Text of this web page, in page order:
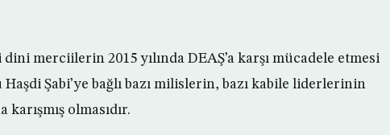
merciilerin 2015 yılında DEAŞ’a karşı mücadele etmesi
Şabi’ye bağlı bazı milislerin, bazı kabile liderlerinin
olmasıdır.